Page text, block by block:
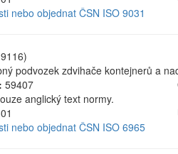
nebo objednat ČSN ISO 9031
podvozek zdvihače kontejnerů a
59407
anglický text normy.
nebo objednat ČSN ISO 6965